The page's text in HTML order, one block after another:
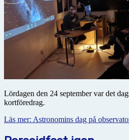
Lördagen den 24 september var det
kortföredrag.
Läs mer: Astronomins dag på